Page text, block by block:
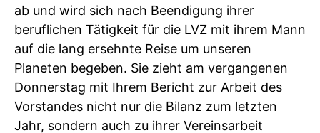
ab und wird sich nach Beendigung ihrer
beruflichen Tätigkeit für die LVZ mit ihrem Mann
auf die lang ersehnte Reise um unseren
Planeten begeben. Sie zieht am vergangenen
Donnerstag mit Ihrem Bericht zur Arbeit des
Vorstandes nicht nur die Bilanz zum letzten
Jahr, sondern auch zu ihrer Vereinsarbeit